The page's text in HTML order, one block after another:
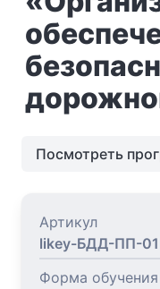
Посмотреть
Артикул
likey-БДД-ПП-01
Форма обучения